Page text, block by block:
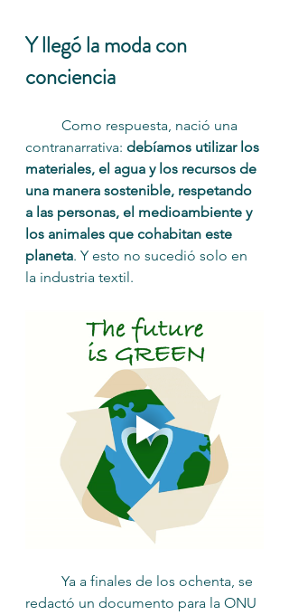
Y llegó la moda con
conciencia
contranarrativa: debíamos utilizar los
materiales, el agua y los recursos de
una manera sostenible, respetando
a las personas, el medioambiente y
los animales que cohabitan este
planeta. Y esto no sucedió solo en
la industria textil.
redactó un documento para la ONU